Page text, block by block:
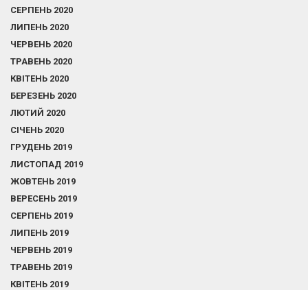
СЕРПЕНЬ 2020
ЛИПЕНЬ 2020
ЧЕРВЕНЬ 2020
ТРАВЕНЬ 2020
КВІТЕНЬ 2020
БЕРЕЗЕНЬ 2020
ЛЮТИЙ 2020
СІЧЕНЬ 2020
ГРУДЕНЬ 2019
ЛИСТОПАД 2019
ЖОВТЕНЬ 2019
ВЕРЕСЕНЬ 2019
СЕРПЕНЬ 2019
ЛИПЕНЬ 2019
ЧЕРВЕНЬ 2019
ТРАВЕНЬ 2019
КВІТЕНЬ 2019